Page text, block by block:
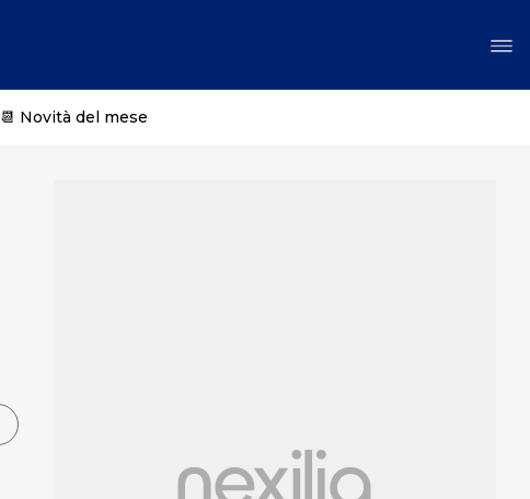
📆 Novità del mese